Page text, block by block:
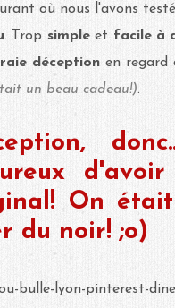
où nous l'avons
. Trop simpleet facile à
déception en
un beau cadeau!).
On
du noir! ;o)